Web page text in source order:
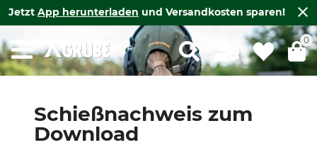
Jetzt App herunterladen und Versandkosten sparen!
0
Schießnachweis zum
Download